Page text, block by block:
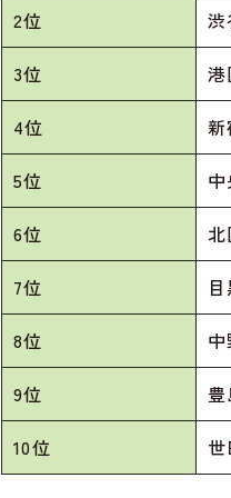
2位
渋
3位
港
4位
新
5位
6位
北
7位
8位
9位
10位